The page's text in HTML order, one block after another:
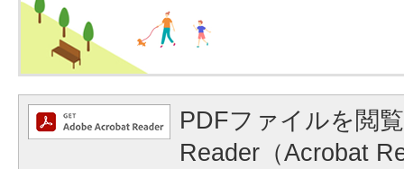
PDFファイルを閲
Reader（Acrobat